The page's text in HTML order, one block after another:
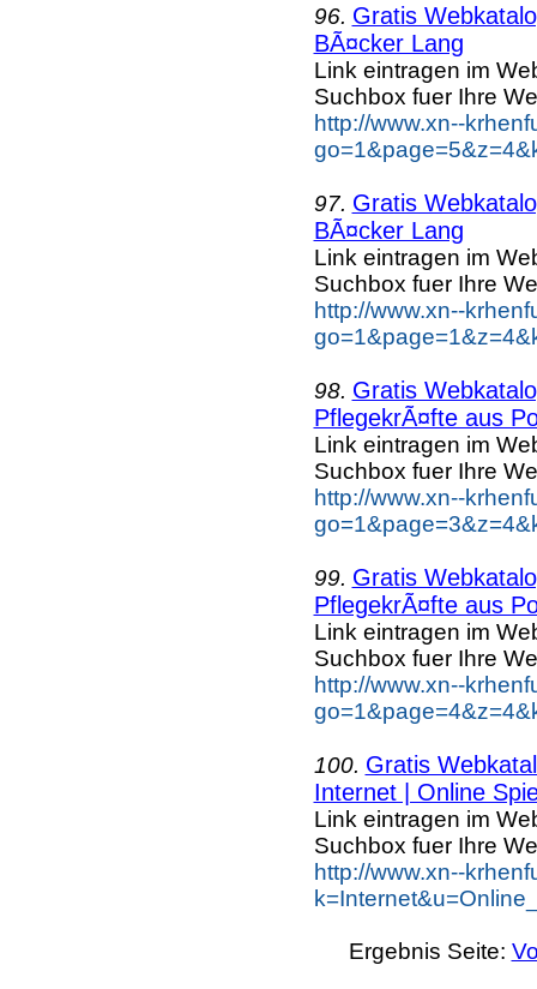
96. Gratis
BÃ¤cker Lang
Link eintragen im
Suchbox fuer Ihre
http://www.xn--
97. Gratis
BÃ¤cker Lang
Link eintragen im
Suchbox fuer Ihre
http://www.xn--
98. Gratis
PflegekrÃ¤fte aus
Link eintragen im
Suchbox fuer Ihre
http://www.xn--
99. Gratis
PflegekrÃ¤fte aus
Link eintragen im
Suchbox fuer Ihre
http://www.xn--
100. Gratis
Internet | Online
Link eintragen im
Suchbox fuer Ihre
http://www.xn--
Ergebnis Seite: